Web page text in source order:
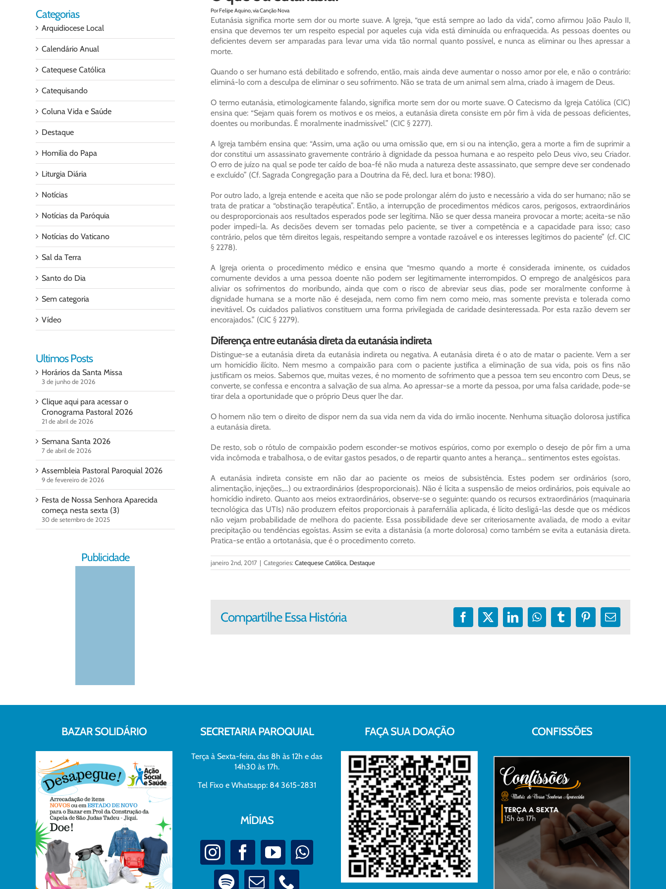
Por Felipe Aquino, via Canção Nova
Eutanásia significa morte sem dor ou morte suave. A Igreja, “que está sempre ao lado da vida”, como afirmou João Paulo II,
ensina que devemos ter um respeito especial por aqueles cuja vida está diminuída ou enfraquecida. As pessoas doentes ou
deficientes devem ser amparadas para levar uma vida tão normal quanto possível, e nunca as eliminar ou lhes apressar a
morte.
Quando o ser humano está debilitado e sofrendo, então, mais ainda deve aumentar o nosso amor por ele, e não o contrário:
eliminá-lo com a desculpa de eliminar o seu sofrimento. Não se trata de um animal sem alma, criado à imagem de Deus.
O termo eutanásia, etimologicamente falando, significa morte sem dor ou morte suave. O Catecismo da Igreja Católica (CIC)
ensina que: “Sejam quais forem os motivos e os meios, a eutanásia direta consiste em pôr fim à vida de pessoas deficientes,
doentes ou moribundas. É moralmente inadmissível.” (CIC § 2277).
A Igreja também ensina que: “Assim, uma ação ou uma omissão que, em si ou na intenção, gera a morte a fim de suprimir a
dor constitui um assassinato gravemente contrário à dignidade da pessoa humana e ao respeito pelo Deus vivo, seu Criador.
O erro de juízo na qual se pode ter caído de boa-fé não muda a natureza deste assassinato, que sempre deve ser condenado
e excluído” (Cf. Sagrada Congregação para a Doutrina da Fé, decl. Iura et bona: 1980).
Por outro lado, a Igreja entende e aceita que não se pode prolongar além do justo e necessário a vida do ser humano; não se
trata de praticar a “obstinação terapêutica”. Então, a interrupção de procedimentos médicos caros, perigosos, extraordinários
ou desproporcionais aos resultados esperados pode ser legítima. Não se quer dessa maneira provocar a morte; aceita-se não
poder impedi-la. As decisões devem ser tomadas pelo paciente, se tiver a competência e a capacidade para isso; caso
contrário, pelos que têm direitos legais, respeitando sempre a vontade razoável e os interesses legítimos do paciente” (cf. CIC
§ 2278).
A Igreja orienta o procedimento médico e ensina que “mesmo quando a morte é considerada iminente, os cuidados
comumente devidos a uma pessoa doente não podem ser legitimamente interrompidos. O emprego de analgésicos para
aliviar os sofrimentos do moribundo, ainda que com o risco de abreviar seus dias, pode ser moralmente conforme à
dignidade humana se a morte não é desejada, nem como fim nem como meio, mas somente prevista e tolerada como
inevitável. Os cuidados paliativos constituem uma forma privilegiada de caridade desinteressada. Por esta razão devem ser
encorajados.” (CIC § 2279).
Diferença entre eutanásia direta da eutanásia indireta
Distingue-se a eutanásia direta da eutanásia indireta ou negativa. A eutanásia direta é o ato de matar o paciente. Vem a ser
um homicídio ilícito. Nem mesmo a compaixão para com o paciente justifica a eliminação de sua vida, pois os fins não
justificam os meios. Sabemos que, muitas vezes, é no momento de sofrimento que a pessoa tem seu encontro com Deus, se
converte, se confessa e encontra a salvação de sua alma. Ao apressar-se a morte da pessoa, por uma falsa caridade, pode-se
tirar dela a oportunidade que o próprio Deus quer lhe dar.
O homem não tem o direito de dispor nem da sua vida nem da vida do irmão inocente. Nenhuma situação dolorosa justifica
a eutanásia direta.
De resto, sob o rótulo de compaixão podem esconder-se motivos espúrios, como por exemplo o desejo de pôr fim a uma
vida incômoda e trabalhosa, o de evitar gastos pesados, o de repartir quanto antes a herança… sentimentos estes egoístas.
A eutanásia indireta consiste em não dar ao paciente os meios de subsistência. Estes podem ser ordinários (soro,
alimentação, injeções,…) ou extraordinários (desproporcionais). Não é lícita a suspensão de meios ordinários, pois equivale ao
homicídio indireto. Quanto aos meios extraordinários, observe-se o seguinte: quando os recursos extraordinários (maquinaria
tecnológica das UTIs) não produzem efeitos proporcionais à parafernália aplicada, é lícito desligá-las desde que os médicos
não vejam probabilidade de melhora do paciente. Essa possibilidade deve ser criteriosamente avaliada, de modo a evitar
precipitação ou tendências egoístas. Assim se evita a distanásia (a morte dolorosa) como também se evita a eutanásia direta.
Pratica-se então a ortotanásia, que é o procedimento correto.
janeiro 2nd, 2017 | Categories: Catequese Católica, Destaque
Compartilhe Essa História Facebook
X LinkedInWhatsApp
TumblrPinterest
E-
Categorias
Arquidiocese Local
Calendário Anual
Catequese Católica
Catequisando
Coluna Vida e Saúde
Destaque
Homilia do Papa
Liturgia Diária
Notícias
Notícias da Paróquia
Notícias do Vaticano
Sal da Terra
Santo do Dia
Sem categoria
Vídeo
Ultimos Posts
Horários da Santa Missa
3 de junho de 2026
Clique aqui para acessar o
Cronograma Pastoral 2026
21 de abril de 2026
Semana Santa 2026
7 de abril de 2026
Assembleia Pastoral Paroquial 2026
9 de fevereiro de 2026
Festa de Nossa Senhora Aparecida
começa nesta sexta (3)
30 de setembro de 2025
Publicidade
BAZAR SOLIDÁRIO SECRETARIA PAROQUIAL
Terça à Sexta-feira, das 8h às 12h e das
14h30 às 17h.
Tel Fixo e Whatsapp: 84 3615-2831
MÍDIAS
FAÇA SUA DOAÇÃO CONFISSÕES